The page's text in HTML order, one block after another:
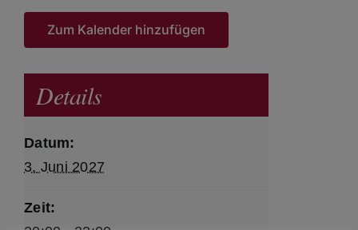
Zum Kalender hinzufügen
Details
Datum:
3. Juni 2027
Zeit: